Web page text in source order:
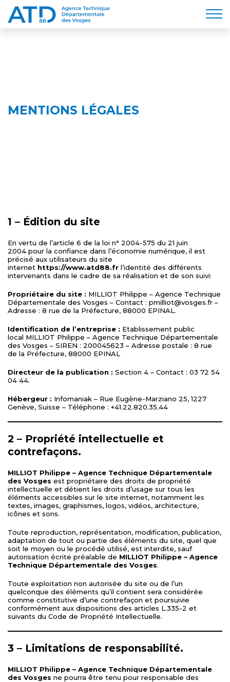
MENTIONS LÉGALES
1 – Édition du site
En vertu de l’article 6 de la loi n° 2004-575 du 21 juin
2004 pour la confiance dans l’économie numérique, il est
précisé aux utilisateurs du site
internet https://www.atd88.fr l’identité des différents
intervenants dans le cadre de sa réalisation et de son suivi:
Propriétaire du site : MILLIOT Philippe – Agence Technique
Départementale des Vosges – Contact : pmilliot@vosges.fr –
Adresse : 8 rue de la Préfecture, 88000 EPINAL.
Identification de l’entreprise : Etablissement public
local MILLIOT Philippe – Agence Technique Départementale
des Vosges – SIREN : 200045623 – Adresse postale : 8 rue
de la Préfecture, 88000 EPINAL
Directeur de la publication : Section 4 – Contact : 03 72 54
04 44.
Hébergeur : Infomaniak – Rue Eugène-Marziano 25, 1227
Genève, Suisse – Téléphone : +41.22.820.35.44
2 – Propriété intellectuelle et
contrefaçons.
MILLIOT Philippe – Agence Technique Départementale
des Vosges est propriétaire des droits de propriété
intellectuelle et détient les droits d’usage sur tous les
éléments accessibles sur le site internet, notamment les
textes, images, graphismes, logos, vidéos, architecture,
icônes et sons.
Toute reproduction, représentation, modification, publication,
adaptation de tout ou partie des éléments du site, quel que
soit le moyen ou le procédé utilisé, est interdite, sauf
autorisation écrite préalable de MILLIOT Philippe – Agence
Technique Départementale des Vosges.
Toute exploitation non autorisée du site ou de l’un
quelconque des éléments qu’il contient sera considérée
comme constitutive d’une contrefaçon et poursuivie
conformément aux dispositions des articles L.335-2 et
suivants du Code de Propriété Intellectuelle.
3 – Limitations de responsabilité.
MILLIOT Philippe – Agence Technique Départementale
des Vosges ne pourra être tenu pour responsable des